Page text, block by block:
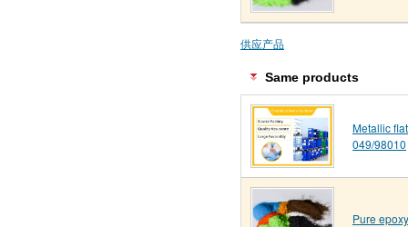
供应产品
Same products
Metallic
049/98010
Pure